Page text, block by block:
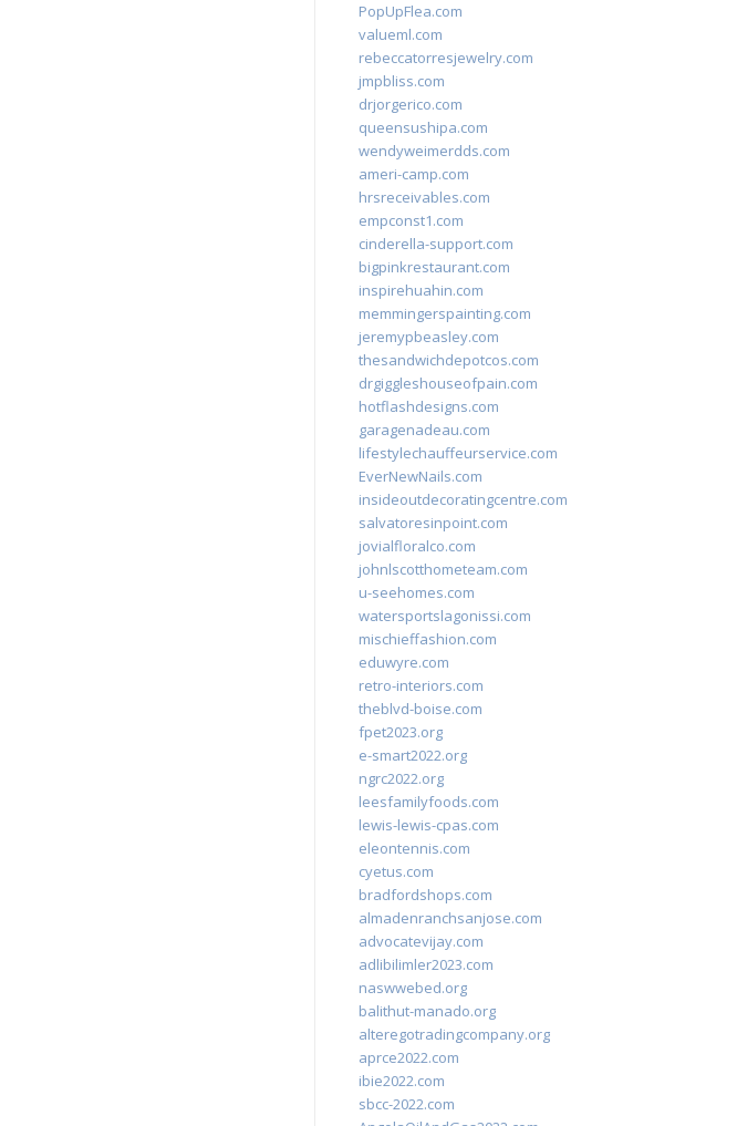
PopUpFlea.com
valueml.com
rebeccatorresjewelry.com
jmpbliss.com
drjorgerico.com
queensushipa.com
wendyweimerdds.com
ameri-camp.com
hrsreceivables.com
empconst1.com
cinderella-support.com
bigpinkrestaurant.com
inspirehuahin.com
memmingerspainting.com
jeremypbeasley.com
thesandwichdepotcos.com
drgiggleshouseofpain.com
hotflashdesigns.com
garagenadeau.com
lifestylechauffeurservice.com
EverNewNails.com
insideoutdecoratingcentre.com
salvatoresinpoint.com
jovialfloralco.com
johnlscotthometeam.com
u-seehomes.com
watersportslagonissi.com
mischieffashion.com
eduwyre.com
retro-interiors.com
theblvd-boise.com
fpet2023.org
e-smart2022.org
ngrc2022.org
leesfamilyfoods.com
lewis-lewis-cpas.com
eleontennis.com
cyetus.com
bradfordshops.com
almadenranchsanjose.com
advocatevijay.com
adlibilimler2023.com
naswwebed.org
balithut-manado.org
alteregotradingcompany.org
aprce2022.com
ibie2022.com
sbcc-2022.com